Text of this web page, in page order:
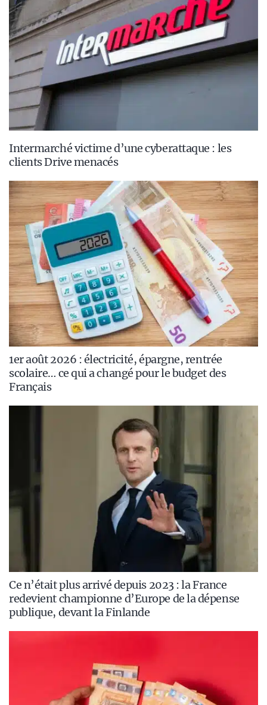
Intermarché victime d’une cyberattaque : les
clients Drive menacés
1er août 2026 : électricité, épargne, rentrée
scolaire… ce qui a changé pour le budget des
Français
Ce n’était plus arrivé depuis 2023 : la France
redevient championne d’Europe de la dépense
publique, devant la Finlande